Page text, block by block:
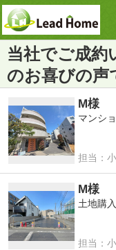
当社でご成約
のお喜びの声
M様
マンシ
担
担当：
M様
土地購入
担
担当：